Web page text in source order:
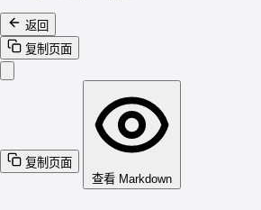
返回
复制页面
复制页面
查看 Markdown